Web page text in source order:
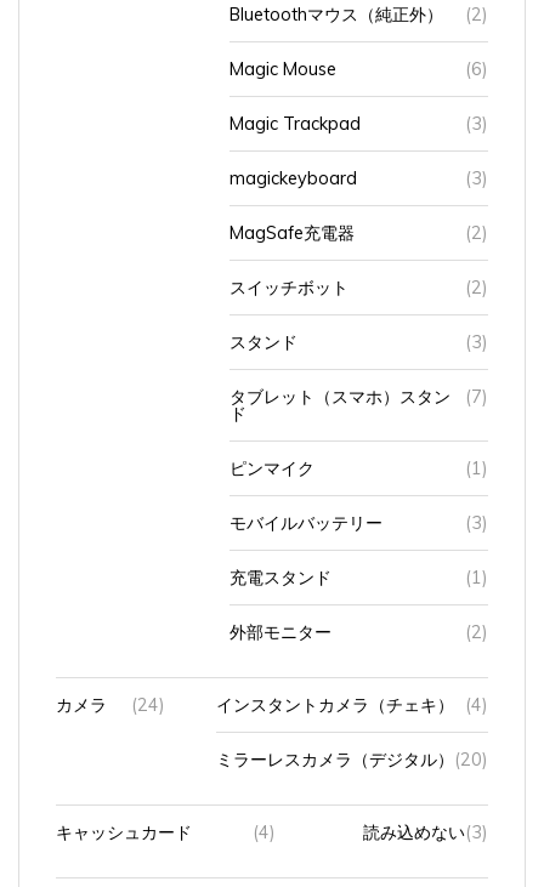
Bluetoothマウス（純正外） (2)
Magic Mouse (6)
Magic Trackpad (3)
magickeyboard (3)
MagSafe充電器 (2)
スイッチボット (2)
スタンド (3)
タブレット（スマホ）スタン
ド
(7)
ピンマイク (1)
モバイルバッテリー (3)
充電スタンド (1)
外部モニター (2)
カメラ (24) インスタントカメラ（チェキ） (4)
ミラーレスカメラ（デジタル） (20)
キャッシュカード (4) 読み込めない(3)